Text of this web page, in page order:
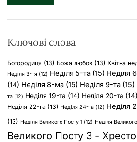
к
Ключові слова
Богородиця (13) Божа любов (13) Квітна
Неділя 3-тя (12) Неділя 5-та (15) Неділя
(14) Неділя 8-ма (15) Неділя 9-та (15)
та (12) Неділя 19-та (14) Неділя 20-та (14)
Неділя 22-га (13) Неділя 24-та (12) Неділя
(13) Неділя Великого Посту 1 (12) Неділя
Великого Посту 3 -